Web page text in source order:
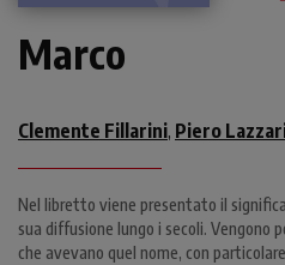
Marco
Clemente Fillarini, Piero
Nel libretto viene presentato il
sua diffusione lungo i secoli. Vengono
che avevano quel nome, con